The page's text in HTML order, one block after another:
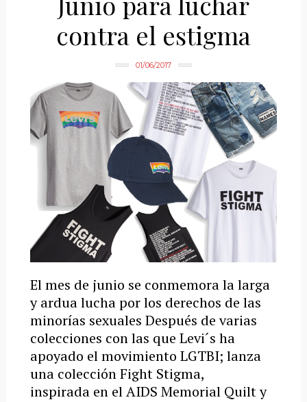
contra el estigma
01/06/2017
El mes de junio se conmemora la larga
y ardua lucha por los derechos de las
minorías sexuales Después de varias
colecciones con las que Levi´s ha
apoyado el movimiento LGTBI; lanza
una colección Fight Stigma,
inspirada en el AIDS Memorial Quilt y